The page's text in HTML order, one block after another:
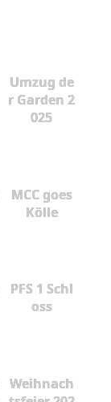
Umzug de
r Garden 2
025
MCC goes
Kölle
PFS 1 Schl
oss
Weihnach